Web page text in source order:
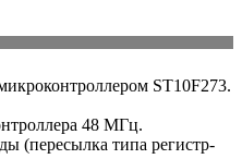
ST10F273.
48 МГц.
(пересылка типа регистр-